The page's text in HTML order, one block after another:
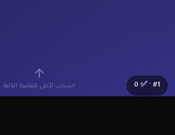
اسحب لأعلى للقضية التالية #1
· ✅
0